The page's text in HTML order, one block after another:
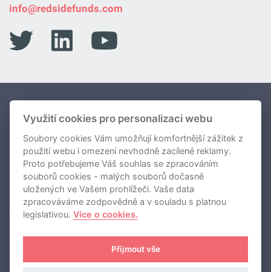
info@redsidefunds.com
Portfolio Fondů
O nás
Novinky
Kontakty
REDSIDE investiční společnost, a.s.
Používání cookies
Zásady zpracování osobních údajů
Využití cookies pro personalizaci webu
Soubory cookies Vám umožňují komfortnější zážitek z
použití webu i omezení nevhodně zacílené reklamy.
Proto potřebujeme Váš souhlas se zpracováním
souborů cookies - malých souborů dočasně
uložených ve Vašem prohlížeči. Vaše data
zpracováváme zodpovědně a v souladu s platnou
legislativou.Více o cookies.
Přijmout vše